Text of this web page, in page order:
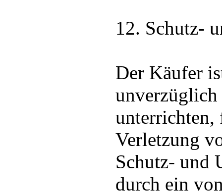
12. Schutz-
Der Käufer
unterrichten,
Verletzung
Schutz- und
durch ein